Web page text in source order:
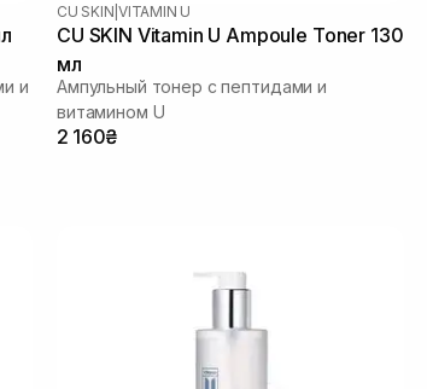
и
CU SKIN |VITAMIN U
CU SKIN Vitamin U Ampoule Toner 130
мл
Ампульный тонер с пептидами и
витамином U
2 160₴